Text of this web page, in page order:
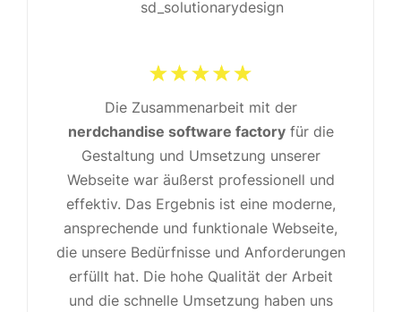
Die Zusammenarbeit mit der
nerdchandise software factoryfür die
Gestaltung und Umsetzung unserer
Webseite war äußerst professionell und
effektiv. Das Ergebnis ist eine moderne,
ansprechende und funktionale Webseite,
die unsere Bedürfnisse und Anforderungen
erfüllt hat. Die hohe Qualität der Arbeit
und die schnelle Umsetzung haben uns
sd_solutionarydesign
caldea.dortmund
nerdchandise software
factory
Benjamin Kramer
harperandfields
nerdchandise
software factory
pbmvisuals